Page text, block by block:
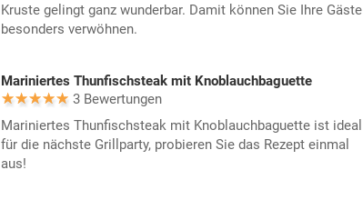
Kruste gelingt ganz wunderbar. Damit können Sie Ihre Gäste
besonders verwöhnen.
Mariniertes Thunfischsteak mit Knoblauchbaguette
3 Bewertungen
Mariniertes Thunfischsteak mit Knoblauchbaguette ist ideal
für die nächste Grillparty, probieren Sie das Rezept einmal
aus!